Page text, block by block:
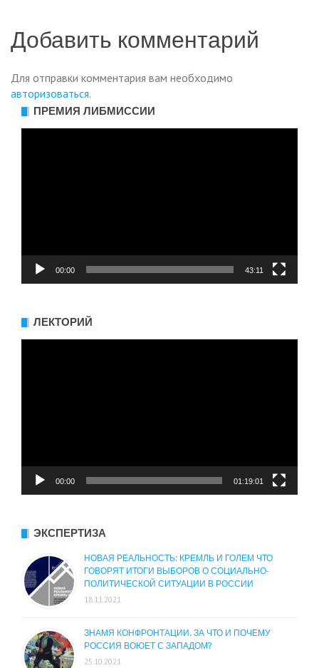
записям
Добавить комментарий
Для отправки комментария вам необходимо
авторизоваться.
ПРЕМИЯ ЛИБМИССИИ
00:00 43:11
ЛЕКТОРИЙ
00:00 01:19:01
ЭКСПЕРТИЗА
НОВАЯ РЕАЛЬНОСТЬ: КРЕМЛЬ И ГОЛЕМ ЧТО
ГОВОРЯТ ИТОГИ ВЫБОРОВ О СОЦИАЛЬНО-
ПОЛИТИЧЕСКОЙ СИТУАЦИИ В РОССИИ
18.11.2021
ЗНАМЯ КОНФРОНТАЦИИ. ЗА ЧТО И ПОЧЕМУ
РОССИЯ ВОЮЕТ С ЗАПАДОМ?
25.10.2021